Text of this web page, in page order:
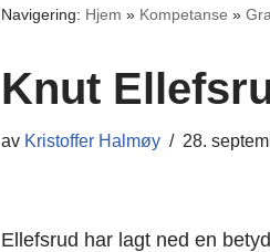
Navigering: Hjem » Kompetanse »
Knut
av Kristoffer Halmøy 28.
Ellefsrud har lagt ned en